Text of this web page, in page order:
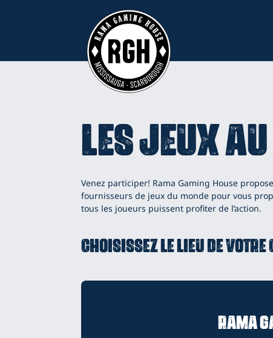
Les jeux au
Venez participer! Rama Gaming House
fournisseurs de jeux du monde pour vous
tous les joueurs puissent profiter de l’action.
Choisissez le lieu de
Rama